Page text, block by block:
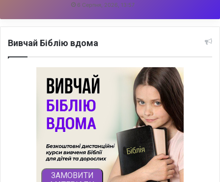
6 Серпня, 2026, 13:57
Вивчай Біблію вдома